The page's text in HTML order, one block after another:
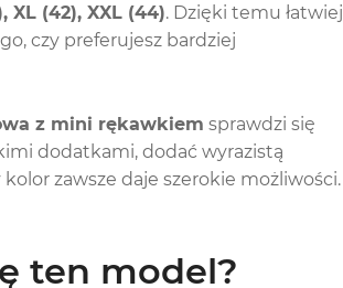
XL (42), XXL (44). Dzięki temu łatwiej
czy preferujesz bardziej
z mini rękawkiem sprawdzi się
dodatkami, dodać wyrazistą
zawsze daje szerokie możliwości.
ten model?